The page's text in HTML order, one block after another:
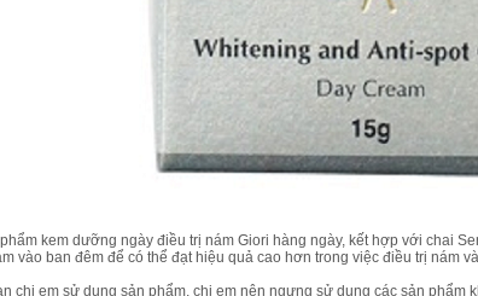
kem dưỡng ngày điều trị nám Giori hàng ngày, kết hợp với chai
vào ban đêm để có thể đạt hiệu quả cao hơn trong việc điều trị nám
chị em sử dụng sản phẩm, chị em nên ngưng sử dụng các sản phẩm